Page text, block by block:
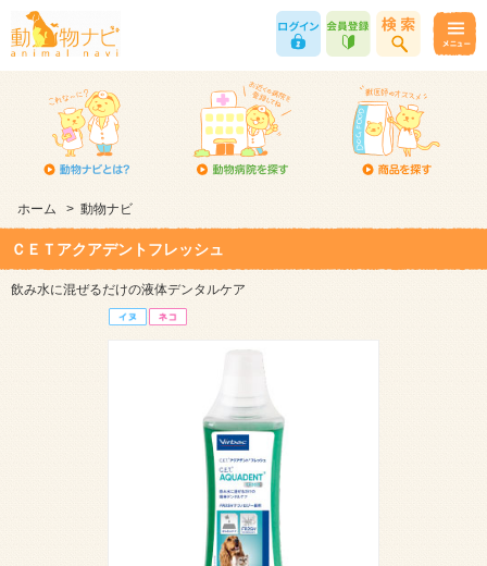
ホーム > 動物ナビ
ＣＥＴアクアデントフレッシュ
飲み水に混ぜるだけの液体デンタルケア